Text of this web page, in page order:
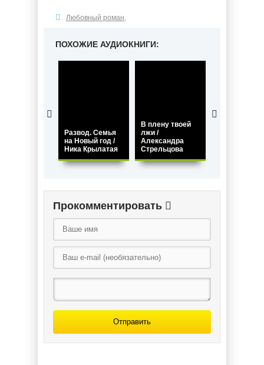
Любовный роман,
ПОХОЖИЕ АУДИОКНИГИ:
Развод. Семья
на Новый год /
Ника Крылатая
В плену твоей
лжи /
Александра
Стрельцова
Прокомментировать
Отправить